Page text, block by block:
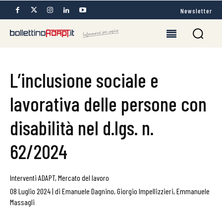
Newsletter
L’inclusione sociale e
lavorativa delle persone con
disabilità nel d.lgs. n.
62/2024
Interventi ADAPT, Mercato del lavoro
08 Luglio 2024| di Emanuele Dagnino, Giorgio Impellizzieri, Emmanuele
Massagli